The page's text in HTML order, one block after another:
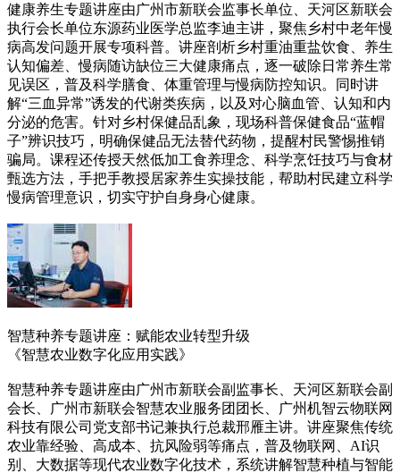
健康养生专题讲座由广州市新联会监事长单位、天河区新联会
执行会长单位东源药业医学总监李迪主讲，聚焦乡村中老年慢
病高发问题开展专项科普。讲座剖析乡村重油重盐饮食、养生
认知偏差、慢病随访缺位三大健康痛点，逐一破除日常养生常
见误区，普及科学膳食、体重管理与慢病防控知识。同时讲
解“三血异常”诱发的代谢类疾病，以及对心脑血管、认知和内
分泌的危害。针对乡村保健品乱象，现场科普保健食品“蓝帽
子”辨识技巧，明确保健品无法替代药物，提醒村民警惕推销
骗局。课程还传授天然低加工食养理念、科学烹饪技巧与食材
甄选方法，手把手教授居家养生实操技能，帮助村民建立科学
慢病管理意识，切实守护自身身心健康。
智慧种养专题讲座：赋能农业转型升级
《智慧农业数字化应用实践》
智慧种养专题讲座由广州市新联会副监事长、天河区新联会副
会长、广州市新联会智慧农业服务团团长、广州机智云物联网
科技有限公司党支部书记兼执行总裁邢雁主讲。讲座聚焦传统
农业靠经验、高成本、抗风险弱等痛点，普及物联网、AI识
别、大数据等现代农业数字化技术，系统讲解智慧种植与智能